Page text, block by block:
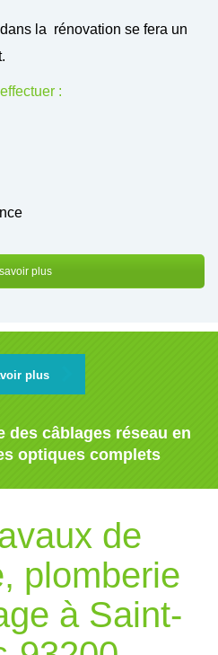
la rénovation se fera un
:
plus
plus
des câblages réseau en
optiques complets
de
plomberie
à Saint-